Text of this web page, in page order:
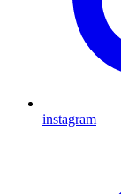
instagram